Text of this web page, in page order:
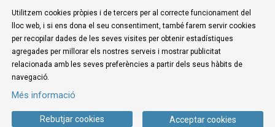
© Museu de la Mediterrània
C. d'Ullà, 27-31 | 17257 Torroella de Montgrí
Tel. 972 755 180 a/e: info@museudelamediterrania.cat
Sitemap | Avís Legal
Utilitzem cookies pròpies i de tercers per al correcte funcionament del
lloc web, i si ens dona el seu consentiment, també farem servir cookies
per recopilar dades de les seves visites per obtenir estadístiques
agregades per millorar els nostres serveis i mostrar publicitat
relacionada amb les seves preferències a partir dels seus hàbits de
navegació.
Més informació
Acceptar cookies
Rebutjar cookies